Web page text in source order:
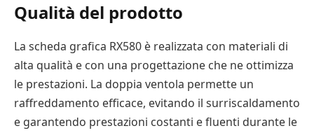
Qualità del prodotto
La scheda grafica RX580 è realizzata con materiali di
alta qualità e con una progettazione che ne ottimizza
le prestazioni. La doppia ventola permette un
raffreddamento efficace, evitando il surriscaldamento
e garantendo prestazioni costanti e fluenti durante le